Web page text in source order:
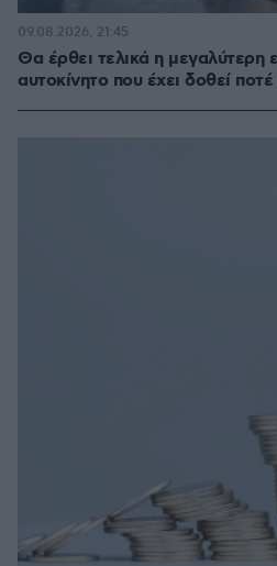
Θα έρθει τελικά η μεγαλύτερη
αυτοκίνητο που έχει δοθεί
09.08.2026, 21:45